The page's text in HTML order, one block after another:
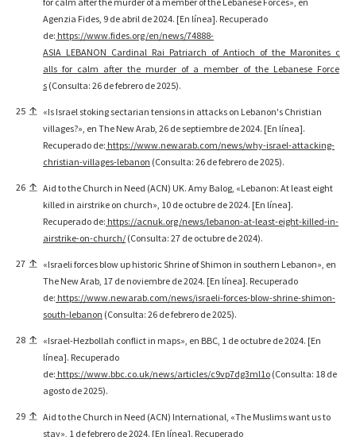
Agenzia Fides, 9 de abril de 2024. [En línea]. Recuperado
de: https://www.fides.org/en/news/74888-
ASIA_LEBANON_Cardinal_Rai_Patriarch_of_Antioch_of_the_Maronites_c
alls_for_calm_after_the_murder_of_a_member_of_the_Lebanese_Force
s (Consulta: 26 de febrero de 2025).
25
«Is Israel stoking sectarian tensions in attacks on Lebanon's Christian
villages?», en The New Arab, 26 de septiembre de 2024. [En línea].
Recuperado de: https://www.newarab.com/news/why-israel-attacking-
christian-villages-lebanon (Consulta: 26 de febrero de 2025).
26
Aid to the Church in Need (ACN) UK. Amy Balog, «Lebanon: At least eight
killed in airstrike on church», 10 de octubre de 2024. [En línea].
Recuperado de: https://acnuk.org/news/lebanon-at-least-eight-killed-in-
airstrike-on-church/ (Consulta: 27 de octubre de 2024).
27
«Israeli forces blow up historic Shrine of Shimon in southern Lebanon», en
The New Arab, 17 de noviembre de 2024. [En línea]. Recuperado
de: https://www.newarab.com/news/israeli-forces-blow-shrine-shimon-
south-lebanon (Consulta: 26 de febrero de 2025).
28
«Israel-Hezbollah conflict in maps», en BBC, 1 de octubre de 2024. [En
línea]. Recuperado
de: https://www.bbc.co.uk/news/articles/c9vp7dg3ml1o (Consulta: 18 de
agosto de 2025).
29
Aid to the Church in Need (ACN) International, «The Muslims want us to
stay», 1 de febrero de 2024. [En línea]. Recuperado